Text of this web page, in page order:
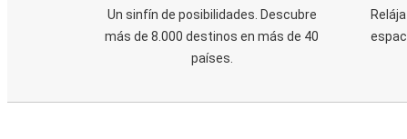
Un sinfín de posibilidades. Descubre
más de 8.000 destinos en más de 40
países.